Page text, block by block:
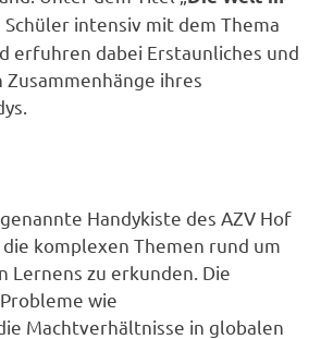
Schüler intensiv mit dem Thema
erfuhren dabei Erstaunliches und
ihres
Handykiste des AZV Hof
komplexen Themen rund um
Lernens zu erkunden. Die
wie
Machtverhältnisse in globalen